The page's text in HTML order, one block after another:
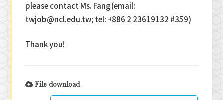
please contact Ms. Fang (email:
twjob@ncl.edu.tw; tel: +886 2 23619132 #359)
Thank you!
File download